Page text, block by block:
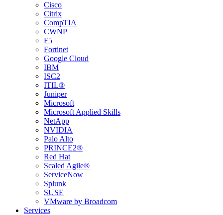
Cisco
Citrix
CompTIA
CWNP
F5
Fortinet
Google Cloud
IBM
ISC2
ITIL®
Juniper
Microsoft
Microsoft Applied Skills
NetApp
NVIDIA
Palo Alto
PRINCE2®
Red Hat
Scaled Agile®
ServiceNow
Splunk
SUSE
VMware by Broadcom
Services